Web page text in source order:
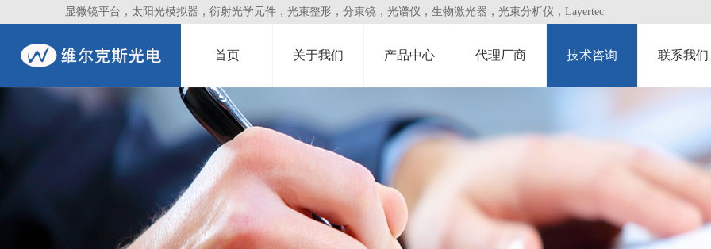
显微镜平台，太阳光模拟器，衍射光学元件，光束整形，分束镜，光谱仪，生物激光器，光束分析仪，Layertec
首页 关于我们 产品中心 代理厂商 技术咨询 联系我们